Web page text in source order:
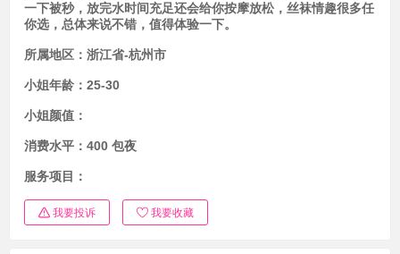
一下被秒，放完水时间充足还会给你按摩放松，丝袜情趣很多任
你选，总体来说不错，值得体验一下。
所属地区： 浙江省-杭州市
小姐年龄： 25-30
小姐颜值：
消费水平： 400 包夜
服务项目：
我要投诉 我要收藏